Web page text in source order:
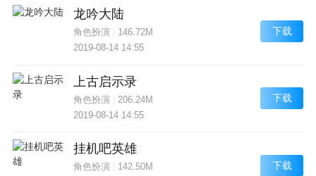
龙吟大陆
角色扮演| 146.72M
2019-08-14 14:55
下载
上古启示录
角色扮演| 206.24M
2019-08-14 14:55
下载
挂机吧英雄
角色扮演| 142.50M
下载